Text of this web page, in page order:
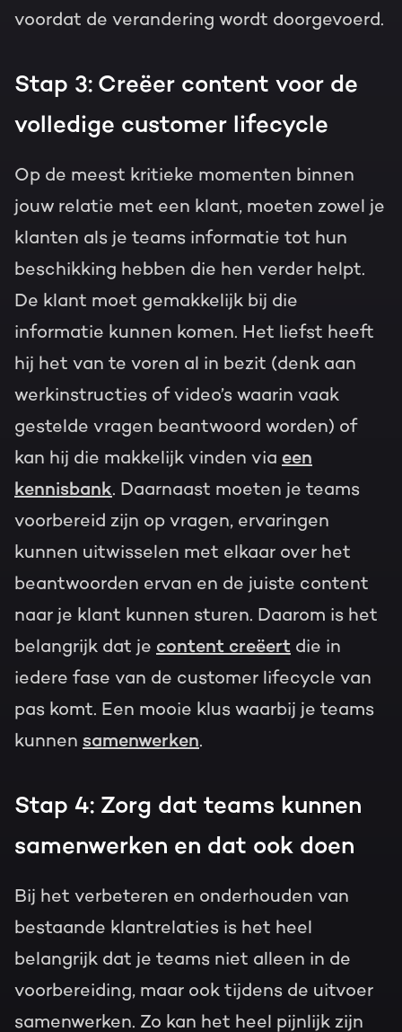
voordat de verandering wordt doorgevoerd.
Stap 3: Creëer content voor de
volledige customer lifecycle
Op de meest kritieke momenten binnen
jouw relatie met een klant, moeten zowel je
klanten als je teams informatie tot hun
beschikking hebben die hen verder helpt.
De klant moet gemakkelijk bij die
informatie kunnen komen. Het liefst heeft
hij het van te voren al in bezit (denk aan
werkinstructies ofvideo’s waarin vaak
gestelde vragen beantwoord worden) of
kan hij die makkelijk vinden via een
kennisbank. Daarnaast moeten je teams
voorbereid zijn op vragen, ervaringen
kunnen uitwisselen met elkaar over het
beantwoorden ervan en de juiste content
naar je klant kunnen sturen. Daarom is het
belangrijk dat je content creëert die in
iedere fase van de customer lifecycle van
pas komt. Een mooie klus waarbij je teams
kunnen samenwerken.
Stap 4: Zorg dat teams kunnen
samenwerken en dat ook doen
Bij het verbeteren en onderhouden van
bestaande klantrelaties is het heel
belangrijk dat je teams niet alleen in de
voorbereiding, maar ook tijdens de uitvoer
samenwerken. Zo kan het heel pijnlijk zijn